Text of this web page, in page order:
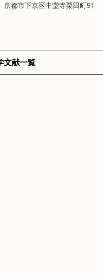
京都市下京区中堂寺栗田町91
文献一覧